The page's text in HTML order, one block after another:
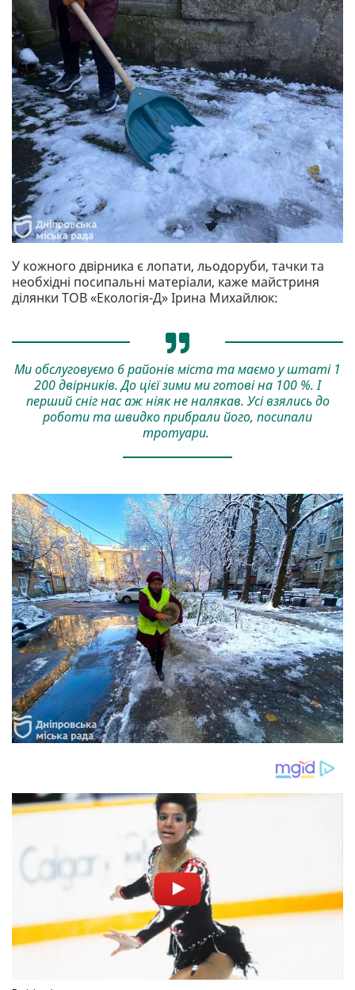
У кожного двірника є лопати, льодоруби, тачки та
необхідні посипальні матеріали, каже майстриня
ділянки ТОВ «Екологія-Д» Ірина Михайлюк:
Ми обслуговуємо 6 районів міста та маємо у штаті 1
200 двірників. До цієї зими ми готові на 100 %. І
перший сніг нас аж ніяк не налякав. Усі взялись до
роботи та швидко прибрали його, посипали
тротуари.